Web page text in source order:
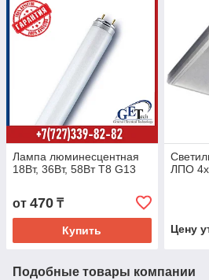
Лампа люминесцентная
18Вт, 36Вт, 58Вт Т8 G13
от 470 ₸
Купить
ЛПО
Цену
Подобные товары компании